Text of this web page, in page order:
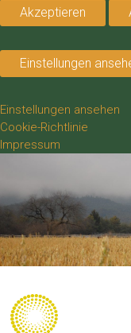
Akzeptieren
Einstellungen
Einstellungen ansehen
Cookie-Richtlinie
Impressum
springen